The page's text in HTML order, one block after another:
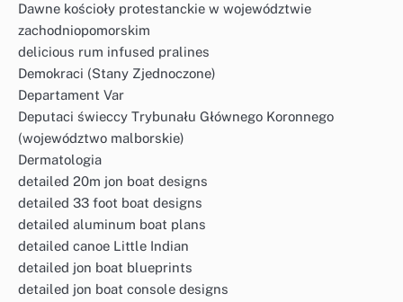
Dawne kościoły protestanckie w województwie
zachodniopomorskim
delicious rum infused pralines
Demokraci (Stany Zjednoczone)
Departament Var
Deputaci świeccy Trybunału Głównego Koronnego
(województwo malborskie)
Dermatologia
detailed 20m jon boat designs
detailed 33 foot boat designs
detailed aluminum boat plans
detailed canoe Little Indian
detailed jon boat blueprints
detailed jon boat console designs